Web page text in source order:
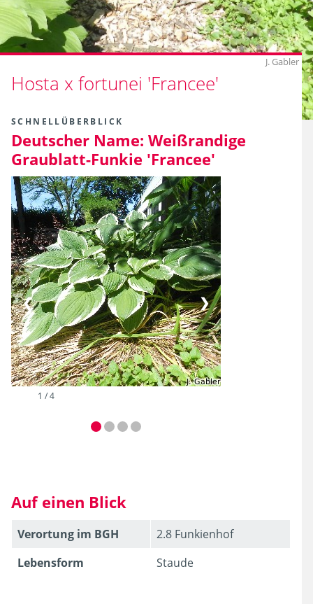
Hosta x fortunei 'Francee'
J. Gabler
SCHNELLÜBERBLICK
Deutscher Name: Weißrandige
Graublatt-Funkie 'Francee'
2 / 4
❮ ❯
Auf einen Blick
Verortung im BGH
2.8 Funkienhof
Lebens­form
Staude